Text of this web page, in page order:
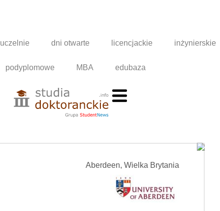
uczelnie dni otwarte licencjackie inżynierskie
podyplomowe MBA edubaza
Aberdeen, Wielka Brytania